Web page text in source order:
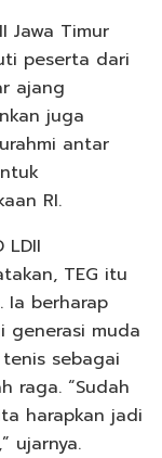
Jawa Timur
peserta dari
ajang
juga
antar
RI.
LDII
TEG itu
Ia berharap
generasi muda
sebagai
raga. “Sudah
harapkan jadi
ujarnya.